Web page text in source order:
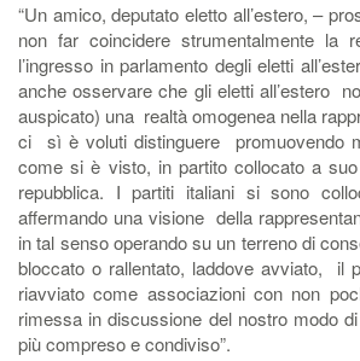
“Un amico, deputato eletto all’estero, –
non far coincidere strumentalmente la
l’ingresso in parlamento degli eletti
anche osservare che gli eletti all’estero
auspicato) una realtà omogenea nella
ci sì è voluti distinguere promuovendo
come si è visto, in partito collocato a
repubblica. I partiti italiani si sono
affermando una visione della
in tal senso operando su un terreno di
bloccato o rallentato, laddove avviato, il
riavviato come associazioni con non
rimessa in discussione del nostro modo
più compreso e condiviso”.